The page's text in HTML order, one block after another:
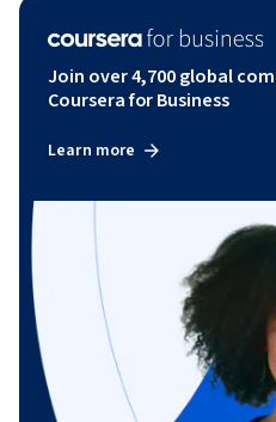
Join over 4,700 global
Coursera for Business
Learn more